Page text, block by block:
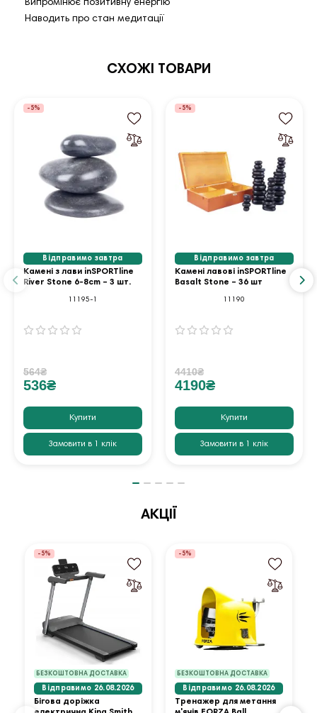
Випромінює позитивну енергію
Наводить про стан медитації
СХОЖІ ТОВАРИ
-5%
Відправимо завтра
Камені з лави inSPORTline
River Stone 6-8cm – 3 шт.
11195-1
564₴
536₴
Купити
Замовити в 1 клік
-5%
Відправимо завтра
Камені лавові inSPORTline
Basalt Stone – 36 шт
11190
4410₴
4190₴
Купити
Замовити в 1 клік
АКЦІЇ
БЕЗКОШТОВНА ДОСТАВКА
-5%
Відправимо 26.08.2026
Бігова доріжка
БЕЗКОШТОВНА ДОСТАВКА
-5%
Відправимо 26.08.2026
Тренажер для метання